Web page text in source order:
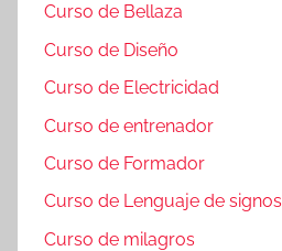
Curso de Bellaza
Curso de Diseño
Curso de Electricidad
Curso de entrenador
Curso de Formador
Curso de Lenguaje de signos
Curso de milagros